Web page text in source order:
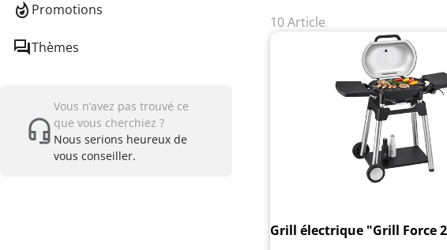
Promotions
Thèmes
Vous n’avez pas trouvé ce
que vous cherchiez ?
Nous serions heureux de
vous conseiller.
10 Article
Grill électrique "Grill Force